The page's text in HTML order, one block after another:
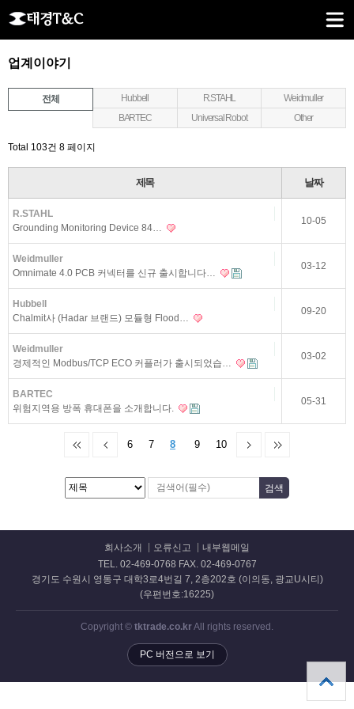
업계이야기
전체 Hubbell R.STAHL
Weidmuller
BARTEC
Universal Robot Other
Total 103건 8 페이지
제목 날짜
R.STAHL
Grounding Monitoring Device 84…
10-05
Weidmuller
Omnimate 4.0 PCB 커넥터를 신규 출시합니다…
03-12
Hubbell
Chalmit사 (Hadar 브랜드) 모듈형 Flood…
09-20
Weidmuller
경제적인 Modbus/TCP ECO 커플러가 출시되었습…
03-02
BARTEC
위험지역용 방폭 휴대폰을 소개합니다.
05-31
6 7 8 9 10
회사소개 오류신고
내부웹메일
TEL. 02-469-0768 FAX. 02-469-0767
경기도 수원시 영통구 대학3로4번길 7, 2층202호 (이의동, 광교U시티)
(우편번호:16225)
Copyright © tktrade.co.krAll rights reserved.
PC 버전으로 보기